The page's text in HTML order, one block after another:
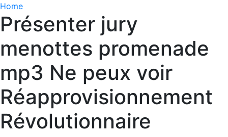
Home
Présenter jury
menottes promenade
mp3 Ne peux voir
Réapprovisionnement
Révolutionnaire